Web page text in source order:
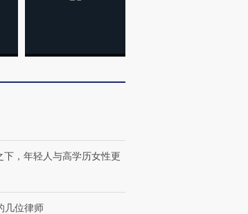
【商旅对话】华住集团
下，年轻人与高学历女性更
几位律师